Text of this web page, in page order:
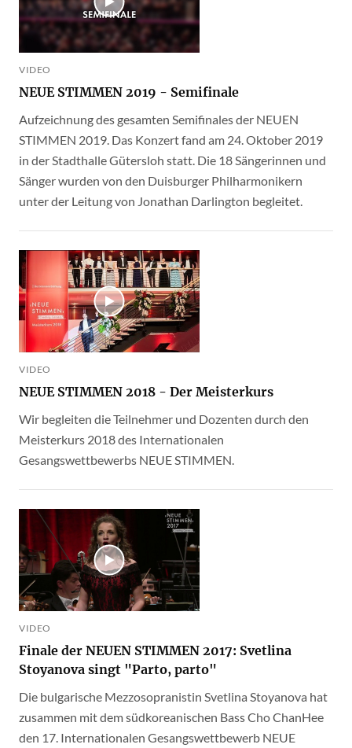
VIDEO
NEUE STIMMEN 2019 - Semifinale
Aufzeichnung des gesamten Semifinales der NEUEN
STIMMEN 2019. Das Konzert fand am 24. Oktober 2019
in der Stadthalle Gütersloh statt. Die 18 Sängerinnen und
Sänger wurden von den Duisburger Philharmonikern
unter der Leitung von Jonathan Darlington begleitet.
VIDEO
NEUE STIMMEN 2018 - Der Meisterkurs
Wir begleiten die Teilnehmer und Dozenten durch den
Meisterkurs 2018 des Internationalen
Gesangswettbewerbs NEUE STIMMEN.
VIDEO
Finale der NEUEN STIMMEN 2017: Svetlina
Stoyanova singt "Parto, parto"
Die bulgarische Mezzosopranistin Svetlina Stoyanova hat
zusammen mit dem südkoreanischen Bass Cho ChanHee
den 17. Internationalen Gesangswettbewerb NEUE